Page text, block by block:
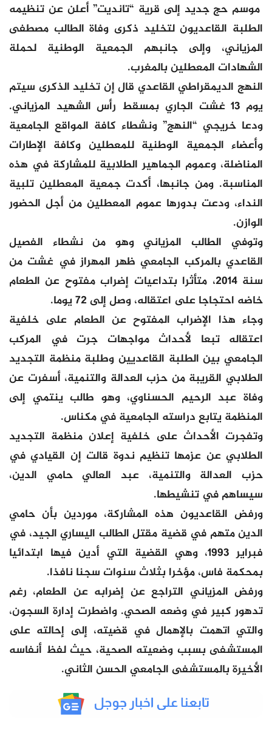
موسم حج جديد إلى قرية “تانديت” أعلن عن تنظيمه
الطلبة القاعديون لتخليد ذكرى وفاة الطالب مصطفى
المزياني، وإلى جانبهم الجمعية الوطنية لحملة
الشهادات المعطلين بالمغرب.
النهج الديمقراطي القاعدي قال إن تخليد الذكرى سيتم
يوم 13 غشت الجاري بمسقط رأس الشهيد المزياني.
ودعا خريجي “النهج” ونشطاء كافة المواقع الجامعية
وأعضاء الجمعية الوطنية للمعطلين وكافة الإطارات
المناضلة، وعموم الجماهير الطلابية للمشاركة في هذه
المناسبة. ومن جانبها، أكدت جمعية المعطلين تلبية
النداء، ودعت بدورها عموم المعطلين من أجل الحضور
الوازن.
وتوفي الطالب المزياني وهو من نشطاء الفصيل
القاعدي بالمركب الجامعي ظهر المهراز في غشت من
سنة 2014، متأثرا بتداعيات إضراب مفتوح عن الطعام
خاضه احتجاجا على اعتقاله، وصل إلى 72 يوما.
وجاء هذا الإضراب المفتوح عن الطعام على خلفية
اعتقاله تبعا لأحداث مواجهات جرت في المركب
الجامعي بين الطلبة القاعديين وطلبة منظمة التجديد
الطلابي القريبة من حزب العدالة والتنمية، أسفرت عن
وفاة عبد الرحيم الحسناوي، وهو طالب ينتمي إلى
المنظمة يتابع دراسته الجامعية في مكناس.
وتفجرت الأحداث على خلفية إعلان منظمة التجديد
الطلابي عن عزمها تنظيم ندوة قالت إن القيادي في
حزب العدالة والتنمية، عبد العالي حامي الدين،
سيساهم في تنشيطها.
ورفض القاعديون هذه المشاركة، موردين بأن حامي
الدين متهم في قضية مقتل الطالب اليساري الجيد، في
فبراير 1993، وهي القضية التي أدين فيها ابتدائيا
بمحكمة فاس، مؤخرا بثلاث سنوات سجنا نافذا.
ورفض المزياني التراجع عن إضرابه عن الطعام، رغم
تدهور كبير في وضعه الصحي. واضطرت إدارة السجون،
والتي اتهمت بالإهمال في قضيته، إلى إحالته على
المستشفى بسبب وضعيته الصحية، حيث لفظ أنفاسه
الأخيرة بالمستشفى الجامعي الحسن الثاني.